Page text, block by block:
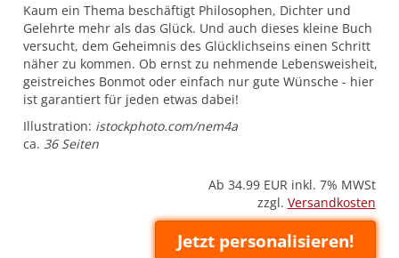
Kaum ein Thema beschäftigt Philosophen, Dichter und
Gelehrte mehr als das Glück. Und auch dieses kleine Buch
versucht, dem Geheimnis des Glücklichseins einen Schritt
näher zu kommen. Ob ernst zu nehmende Lebensweisheit,
geistreiches Bonmot oder einfach nur gute Wünsche - hier
ist garantiert für jeden etwas dabei!
Illustration: istockphoto.com/nem4a
ca.36 Seiten
Ab 34.99 EUR inkl. 7% MWSt
zzgl. Versandkosten
Jetzt personalisieren!